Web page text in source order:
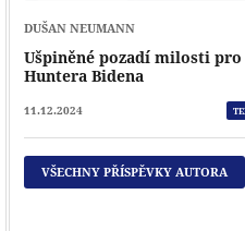
DUŠAN NEUMANN
Ušpiněné pozadí milosti pro
Huntera Bidena
11.12.2024
VŠECHNY PŘÍSPĚVKY AUTORA